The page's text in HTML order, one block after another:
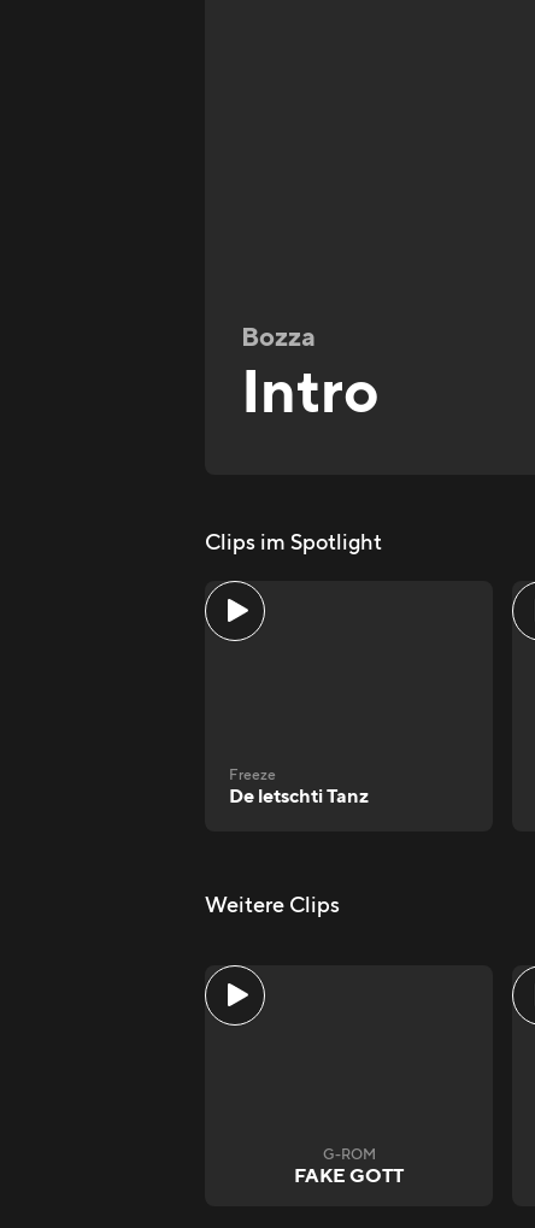
Bozza
Intro
Clips im Spotlight
Freeze
De letschti Tanz
Weitere Clips
G-ROM
FAKE GOTT